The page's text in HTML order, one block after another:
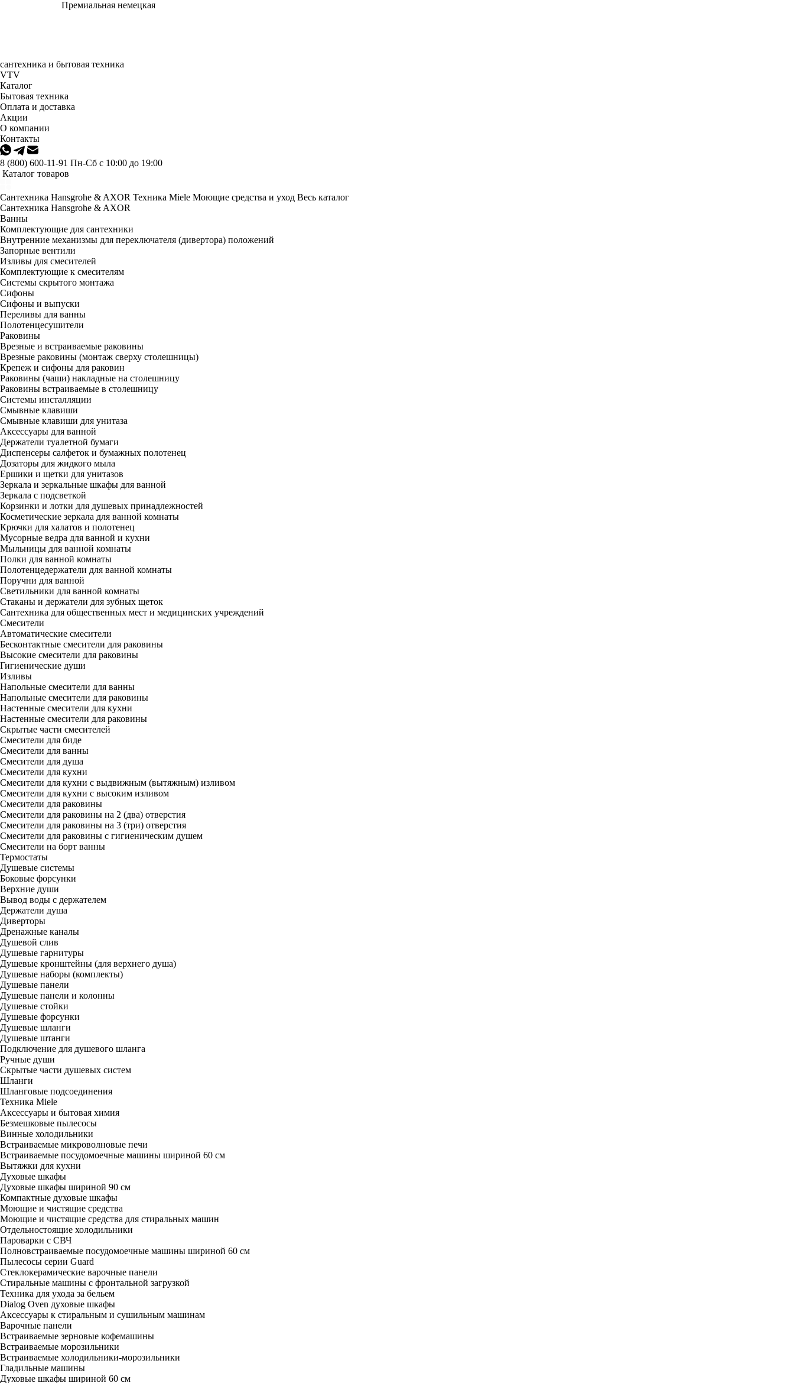
Премиальная немецкая
сантехника и бытовая техника
VTV
Каталог
Бытовая техника
Оплата и доставка
Акции
О компании
Контакты
8 (800) 600-11-91 Пн-Сб с 10:00 до 19:00
Каталог товаров
Сантехника Hansgrohe & AXOR Техника Miele Моющие средства и уход Весь каталог
Сантехника Hansgrohe & AXOR
Ванны
Комплектующие для сантехники
Внутренние механизмы для переключателя (дивертора) положений
Запорные вентили
Изливы для смесителей
Комплектующие к смесителям
Системы скрытого монтажа
Сифоны
Сифоны и выпуски
Переливы для ванны
Полотенцесушители
Раковины
Врезные и встраиваемые раковины
Врезные раковины (монтаж сверху столешницы)
Крепеж и сифоны для раковин
Раковины (чаши) накладные на столешницу
Раковины встраиваемые в столешницу
Системы инсталляции
Смывные клавиши
Смывные клавиши для унитаза
Аксессуары для ванной
Держатели туалетной бумаги
Диспенсеры салфеток и бумажных полотенец
Дозаторы для жидкого мыла
Ершики и щетки для унитазов
Зеркала и зеркальные шкафы для ванной
Зеркала с подсветкой
Корзинки и лотки для душевых принадлежностей
Косметические зеркала для ванной комнаты
Крючки для халатов и полотенец
Мусорные ведра для ванной и кухни
Мыльницы для ванной комнаты
Полки для ванной комнаты
Полотенцедержатели для ванной комнаты
Поручни для ванной
Светильники для ванной комнаты
Стаканы и держатели для зубных щеток
Сантехника для общественных мест и медицинских учреждений
Смесители
Автоматические смесители
Бесконтактные смесители для раковины
Высокие смесители для раковины
Гигиенические души
Изливы
Напольные смесители для ванны
Напольные смесители для раковины
Настенные смесители для кухни
Настенные смесители для раковины
Скрытые части смесителей
Смесители для биде
Смесители для ванны
Смесители для душа
Смесители для кухни
Смесители для кухни с выдвижным (вытяжным) изливом
Смесители для кухни с высоким изливом
Смесители для раковины
Смесители для раковины на 2 (два) отверстия
Смесители для раковины на 3 (три) отверстия
Смесители для раковины с гигиеническим душем
Смесители на борт ванны
Термостаты
Душевые системы
Боковые форсунки
Верхние души
Вывод воды с держателем
Держатели душа
Диверторы
Дренажные каналы
Душевой слив
Душевые гарнитуры
Душевые кронштейны (для верхнего душа)
Душевые наборы (комплекты)
Душевые панели
Душевые панели и колонны
Душевые стойки
Душевые форсунки
Душевые шланги
Душевые штанги
Подключение для душевого шланга
Ручные души
Скрытые части душевых систем
Шланги
Шланговые подсоединения
Техника Miele
Аксессуары и бытовая химия
Безмешковые пылесосы
Винные холодильники
Встраиваемые микроволновые печи
Встраиваемые посудомоечные машины шириной 60 см
Вытяжки для кухни
Духовые шкафы
Духовые шкафы шириной 90 см
Компактные духовые шкафы
Моющие и чистящие средства
Моющие и чистящие средства для стиральных машин
Отдельностоящие холодильники
Пароварки с СВЧ
Полновстраиваемые посудомоечные машины шириной 60 см
Пылесосы серии Guard
Стеклокерамические варочные панели
Стиральные машины с фронтальной загрузкой
Техника для ухода за бельем
Dialog Oven духовые шкафы
Аксессуары к стиральным и сушильным машинам
Варочные панели
Встраиваемые зерновые кофемашины
Встраиваемые морозильники
Встраиваемые холодильники-морозильники
Гладильные машины
Духовые шкафы шириной 60 см